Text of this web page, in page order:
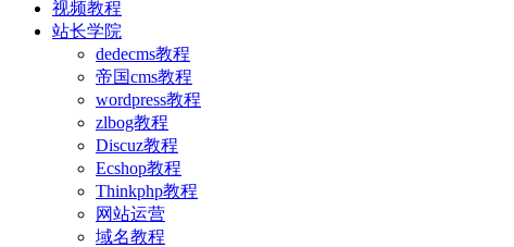
视频教程
站长学院
dedecms教程
帝国cms教程
wordpress教程
zlbog教程
Discuz教程
Ecshop教程
Thinkphp教程
网站运营
域名教程